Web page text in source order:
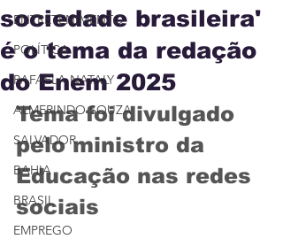
ENTRETENIMENTO
POLÍTICA
RAFAELA NATALY
ALMERINDO SOUZA
SALVADOR
BAHIA
BRASIL
EMPREGO
sociedade brasileira'
é o tema da redação
do Enem 2025
Tema foi divulgado
pelo ministro da
Educação nas redes
sociais